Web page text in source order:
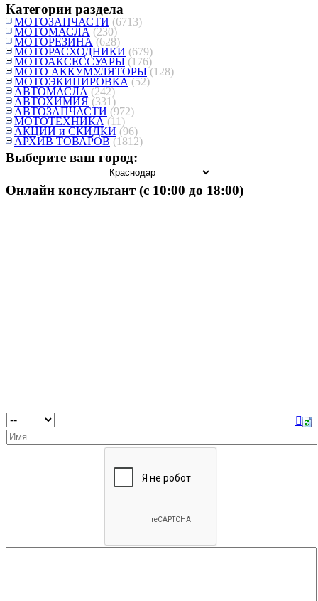
Категории раздела
МОТОЗАПЧАСТИ (6713)
МОТОМАСЛА (230)
МОТОРЕЗИНА (628)
МОТОРАСХОДНИКИ (679)
МОТОАКСЕССУАРЫ (176)
МОТО АККУМУЛЯТОРЫ (128)
МОТОЭКИПИРОВКА (52)
АВТОМАСЛА (242)
АВТОХИМИЯ (331)
АВТОЗАПЧАСТИ (972)
МОТОТЕХНИКА (11)
АКЦИИ и СКИДКИ (96)
АРХИВ ТОВАРОВ (1812)
Выберите ваш город:
Онлайн консультант (с 10:00 до 18:00)